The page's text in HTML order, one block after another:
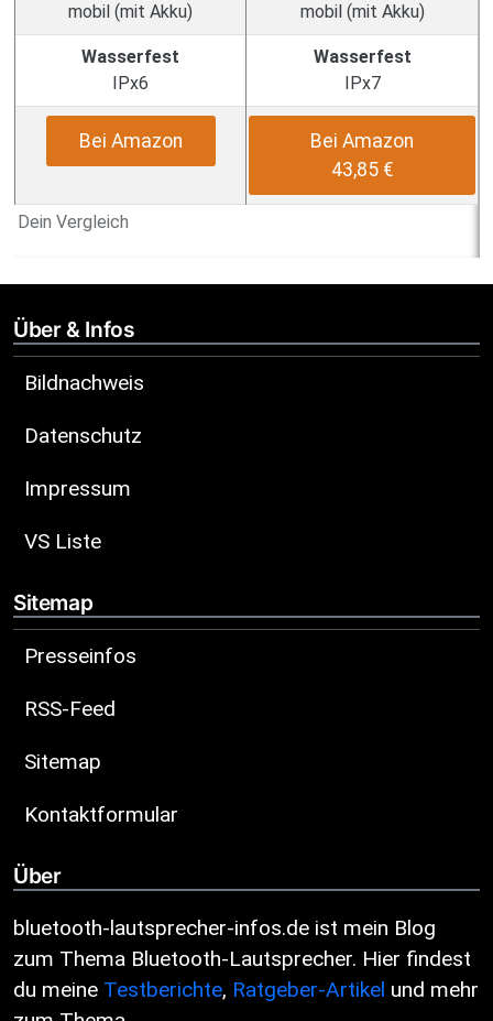
Dein Vergleich
mobil (mit Akku)
mobil (mit Akku)
Wasserfest
IPx6
Wasserfest
IPx7
Bei Amazon
Bei Amazon
43,85 €
Über & Infos
Bildnachweis
Datenschutz
Impressum
VS Liste
Sitemap
Presseinfos
RSS-Feed
Sitemap
Kontaktformular
Über
bluetooth-lautsprecher-infos.de ist mein Blog
zum Thema Bluetooth-Lautsprecher. Hier findest
du meine Testberichte, Ratgeber-Artikel und mehr